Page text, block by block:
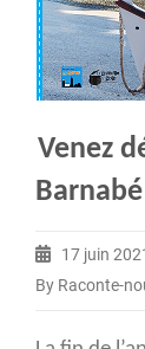
Venez
17 juin
By Raconte-